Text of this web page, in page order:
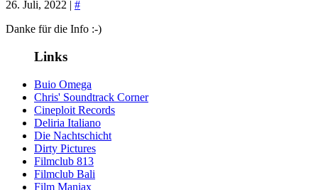
26. Juli, 2022 | #
Danke für die Info :-)
Links
Buio Omega
Chris' Soundtrack Corner
Cineploit Records
Deliria Italiano
Die Nachtschicht
Dirty Pictures
Filmclub 813
Filmclub Bali
Film Maniax